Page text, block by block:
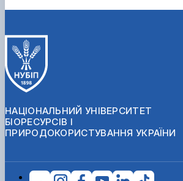
НАЦІОНАЛЬНИЙ УНІВЕРСИТЕТ
БІОРЕСУРСІВ І
ПРИРОДОКОРИСТУВАННЯ УКРАЇНИ